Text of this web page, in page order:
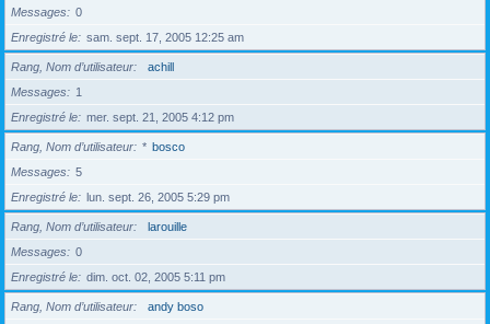
Messages
0
Enregistré le
sam. sept. 17, 2005 12:25 am
Rang, Nom d’utilisateur
achill
Messages
1
Enregistré le
mer. sept. 21, 2005 4:12 pm
Rang, Nom d’utilisateur * bosco
Messages
5
Enregistré le
lun. sept. 26, 2005 5:29 pm
Rang, Nom d’utilisateur
larouille
Messages
0
Enregistré le
dim. oct. 02, 2005 5:11 pm
Rang, Nom d’utilisateur
andy boso